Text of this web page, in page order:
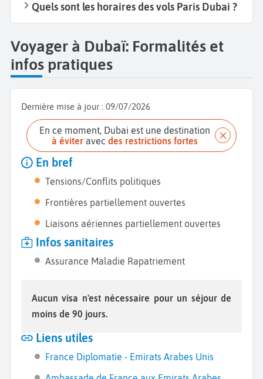
Quels sont les horaires des vols Paris Dubai ?
Voyager à Dubaï: Formalités et
infos pratiques
Dernière mise à jour : 09/07/2026
En ce moment, Dubai est une destination
à éviteravec des restrictions fortes
En bref
Tensions/Conflits politiques
Frontières partiellement ouvertes
Liaisons aériennes partiellement ouvertes
Infos sanitaires
Assurance Maladie Rapatriement
Aucun visa n'est nécessaire pour un séjour de
moins de 90 jours.
Liens utiles
France Diplomatie - Emirats Arabes Unis